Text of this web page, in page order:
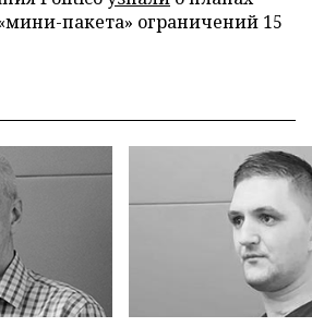
пакета» ограничений 15